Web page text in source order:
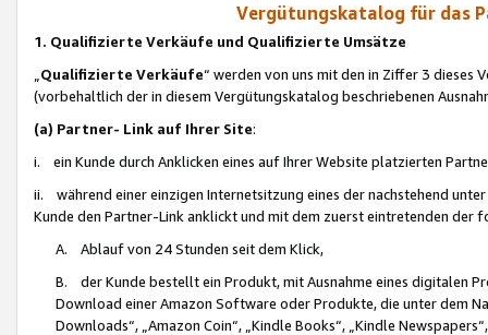
Vergütungskatalog für das
1. Qualifizierte Verkäufe und Qualifizierte Umsätze
Qualifizierte Verkäufe“ werden von uns mit den in Ziffer 3
(vorbehaltlich der in diesem Vergütungskatalog beschriebenen
(a) Partner- Link auf Ihrer Site:
i. ein Kunde durch Anklicken eines auf Ihrer Website platzierten
ii. während einer einzigen Internetsitzung eines der nachstehend
Kunde den Partner-Link anklickt und mit dem zuerst eintretenden der
A. Ablauf von 24 Stunden seit dem Klick,
B. der Kunde bestellt ein Produkt, mit Ausnahme eines digitalen
Download einer Amazon Software oder Produkte, die unter dem
Downloads“, „Amazon Coin“, „Kindle Books“, „Kindle